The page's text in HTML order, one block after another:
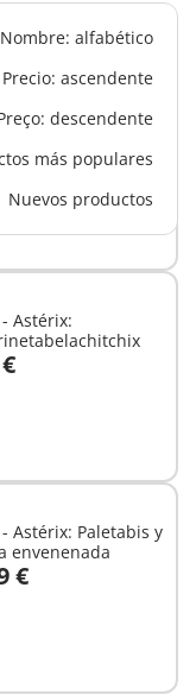
Nombre: alfabético
Precio: ascendente
descendente
más populares
Nuevos productos
- Astérix: Mac Loch
cesta
Astérix:
Astérix: Paletabis y
envenenada
€